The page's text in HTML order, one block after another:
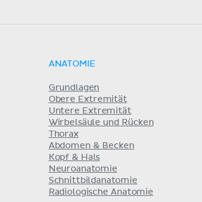
ANATOMIE
Grundlagen
Obere Extremität
Untere Extremität
Wirbelsäule und Rücken
Thorax
Abdomen & Becken
Kopf & Hals
Neuroanatomie
Schnittbildanatomie
Radiologische Anatomie